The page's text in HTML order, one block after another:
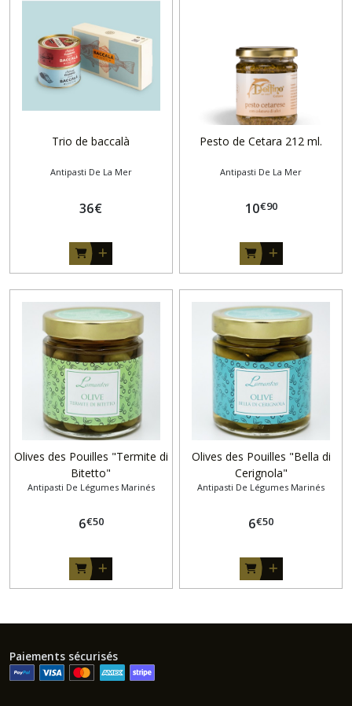
Trio de baccalà
Antipasti De La Mer
36€
Pesto de Cetara 212 ml.
Antipasti De La Mer
10€90
Olives des Pouilles "Termite di
Bitetto"
Antipasti De Légumes Marinés
6€50
Olives des Pouilles "Bella di
Cerignola"
Antipasti De Légumes Marinés
6€50
Paiements sécurisés